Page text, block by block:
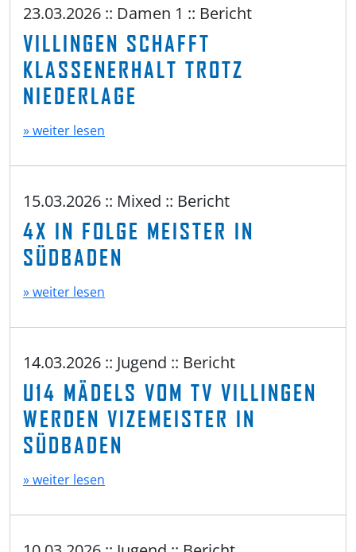
23.03.2026 :: Damen 1 :: Bericht
VILLINGEN SCHAFFT
KLASSENERHALT TROTZ
NIEDERLAGE
» weiter lesen
15.03.2026 :: Mixed :: Bericht
4X IN FOLGE MEISTER IN
SÜDBADEN
» weiter lesen
14.03.2026 :: Jugend :: Bericht
U14 MÄDELS VOM TV VILLINGEN
WERDEN VIZEMEISTER IN
SÜDBADEN
» weiter lesen